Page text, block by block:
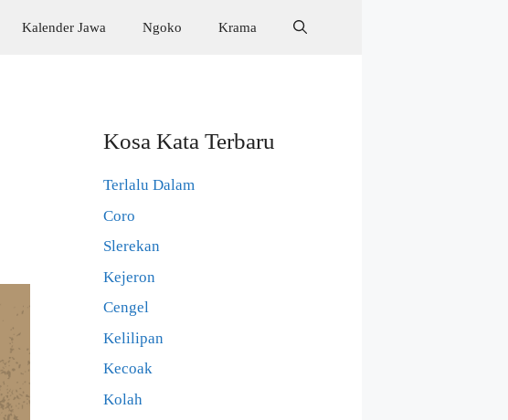
Kalender Jawa Ngoko Krama
Kosa Kata Terbaru
Terlalu Dalam
Coro
Slerekan
Kejeron
Cengel
Kelilipan
Kecoak
Kolah